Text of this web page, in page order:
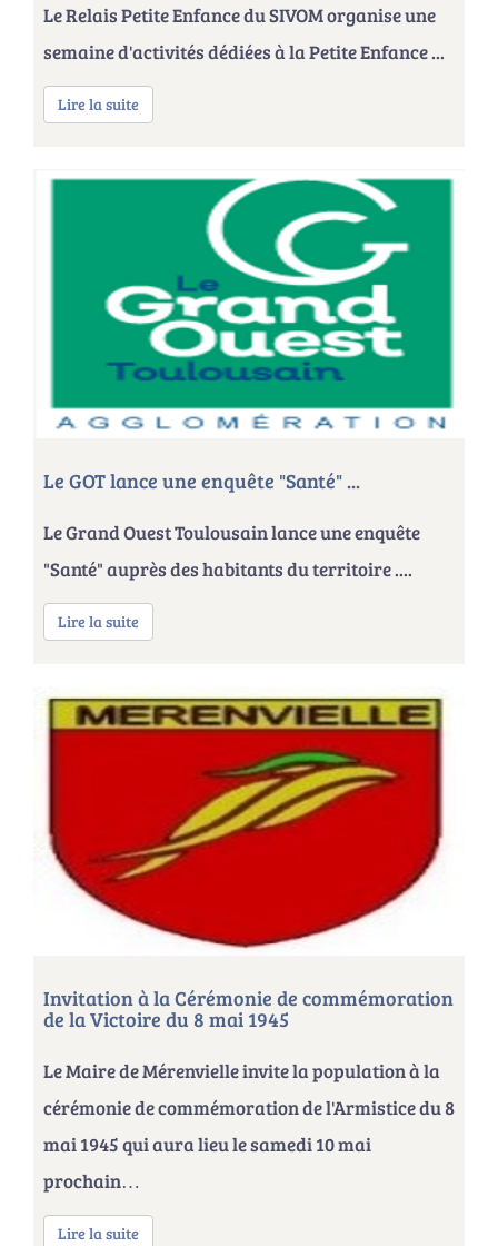
Le Relais Petite Enfance du SIVOM organise une
semaine d'activités dédiées à la Petite Enfance ...
Lire la suite
Le GOT lance une enquête "Santé" ...
Le Grand Ouest Toulousain lance une enquête
"Santé" auprès des habitants du territoire ....
Lire la suite
Invitation à la Cérémonie de commémoration
de la Victoire du 8 mai 1945
Le Maire de Mérenvielle invite la population à la
cérémonie de commémoration de l'Armistice du 8
mai 1945 qui aura lieu le samedi 10 mai
prochain…
Lire la suite